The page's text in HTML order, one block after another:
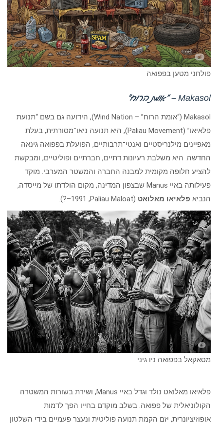
פולחני מטען בפפואה
Makasol – “אומת הרוח”
Makasol (“אומת הרוח” – Wind Nation), הידועה גם בשם “תנועת
פלאיאו” (Paliau Movement), היא תנועה ניאו־מסורתית, בעלת
מאפיינים מילנריסטיים ואנטי־תרבותיים, הפועלת בפפואה גינאה
החדשה. היא משלבת רעיונות דתיים, חברתיים ופוליטיים, ומבקשת
להציע חלופה מקומית למבנה החברה והמשטר המערבי. מוקד
פעילותה באיי Manus שבצפון המדינה, מקום הולדתו של מייסדה,
הנביא פלאיאו מאלואט (Paliau Maloat, ‏1991–?).
מסאקאל בפפואה ניו גיני
פלאיאו מאלואט נולד וגדל באיי Manus, ושירת בשורות המשטרה
הקולוניאלית של פפואה. בשלב מוקדם בחייו הפך לדמות
אופוזיציונרית, יזם הקמת תנועה פוליטית ונעצר פעמיים בידי השלטון